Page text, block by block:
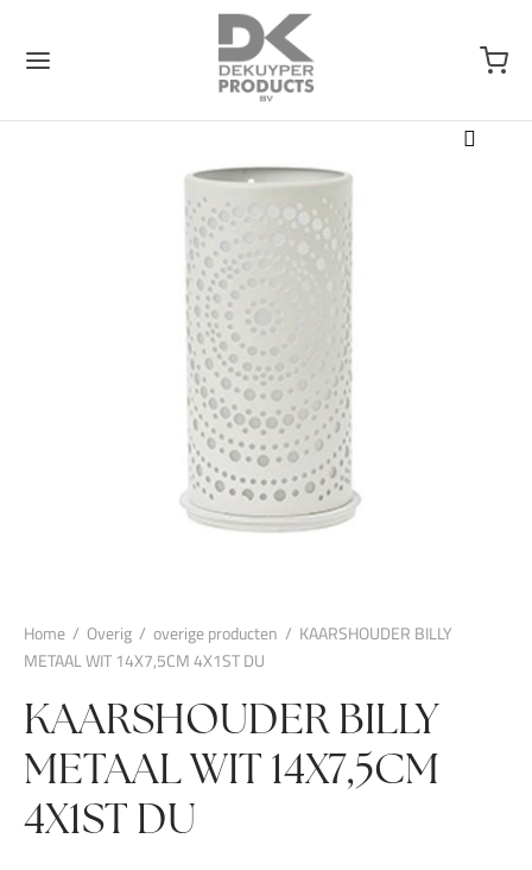
Home / Overig / overige producten / KAARSHOUDER BILLY
METAAL WIT 14X7,5CM 4X1ST DU
KAARSHOUDER BILLY
METAAL WIT 14X7,5CM
4X1ST DU